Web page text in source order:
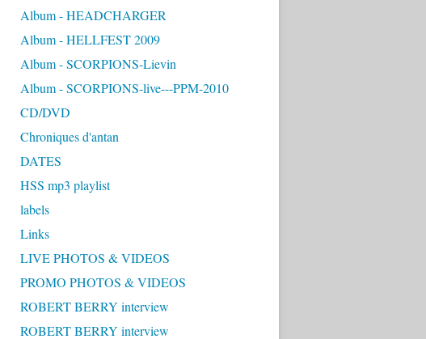
Album - HEADCHARGER
Album - HELLFEST 2009
Album - SCORPIONS-Lievin
Album - SCORPIONS-live---PPM-2010
CD/DVD
Chroniques d'antan
DATES
HSS mp3 playlist
labels
Links
LIVE PHOTOS & VIDEOS
PROMO PHOTOS & VIDEOS
ROBERT BERRY interview
ROBERT BERRY interview